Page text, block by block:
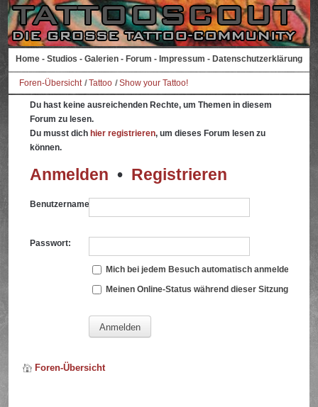
Home - Studios - Galerien - Forum - Impressum - Datenschutzerklärung
Foren-Übersicht Tattoo Show your Tattoo!
Du hast keine ausreichenden Rechte, um Themen in diesem
Forum zu lesen.
Du musst dich hier registrieren, um dieses Forum lesen zu
können.
Anmelden • Registrieren
Benutzername:
Passwort:
Mich bei jedem Besuch automatisch anmelden
Meinen Online-Status während dieser Sitzung
Foren-Übersicht